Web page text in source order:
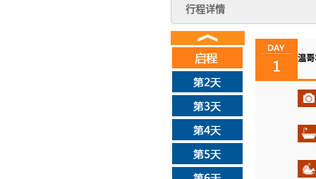
行程详情
温